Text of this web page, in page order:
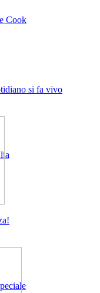
Cook
si fa vivo